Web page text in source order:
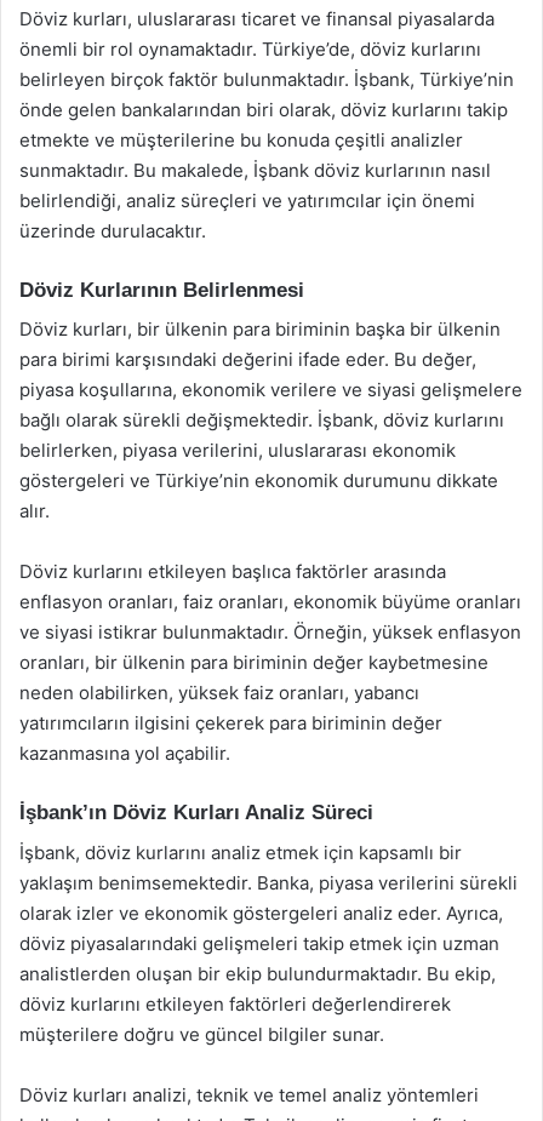
Döviz kurları, uluslararası ticaret ve finansal piyasalarda
önemli bir rol oynamaktadır. Türkiye’de, döviz kurlarını
belirleyen birçok faktör bulunmaktadır. İşbank, Türkiye’nin
önde gelen bankalarından biri olarak, döviz kurlarını takip
etmekte ve müşterilerine bu konuda çeşitli analizler
sunmaktadır. Bu makalede, İşbank döviz kurlarının nasıl
belirlendiği, analiz süreçleri ve yatırımcılar için önemi
üzerinde durulacaktır.
Döviz Kurlarının Belirlenmesi
Döviz kurları, bir ülkenin para biriminin başka bir ülkenin
para birimi karşısındaki değerini ifade eder. Bu değer,
piyasa koşullarına, ekonomik verilere ve siyasi gelişmelere
bağlı olarak sürekli değişmektedir. İşbank, döviz kurlarını
belirlerken, piyasa verilerini, uluslararası ekonomik
göstergeleri ve Türkiye’nin ekonomik durumunu dikkate
alır.
Döviz kurlarını etkileyen başlıca faktörler arasında
enflasyon oranları, faiz oranları, ekonomik büyüme oranları
ve siyasi istikrar bulunmaktadır. Örneğin, yüksek enflasyon
oranları, bir ülkenin para biriminin değer kaybetmesine
neden olabilirken, yüksek faiz oranları, yabancı
yatırımcıların ilgisini çekerek para biriminin değer
kazanmasına yol açabilir.
İşbank’ın Döviz Kurları Analiz Süreci
İşbank, döviz kurlarını analiz etmek için kapsamlı bir
yaklaşım benimsemektedir. Banka, piyasa verilerini sürekli
olarak izler ve ekonomik göstergeleri analiz eder. Ayrıca,
döviz piyasalarındaki gelişmeleri takip etmek için uzman
analistlerden oluşan bir ekip bulundurmaktadır. Bu ekip,
döviz kurlarını etkileyen faktörleri değerlendirerek
müşterilere doğru ve güncel bilgiler sunar.
Döviz kurları analizi, teknik ve temel analiz yöntemleri